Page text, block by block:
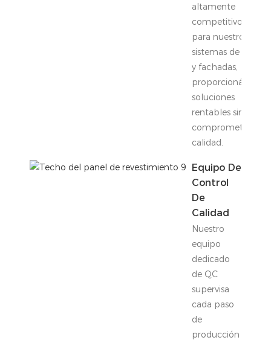
altamente
competitivos
para nuestros
sistemas de techo
y fachadas,
proporcionándole
soluciones
rentables sin
comprometer la
calidad.
Equipo De
Control
De
Calidad
Nuestro
equipo
dedicado
de QC
supervisa
cada paso
de
producción